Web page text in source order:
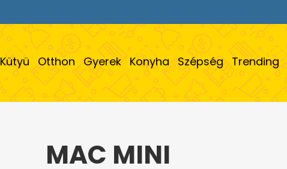
Kütyü Otthon Gyerek Konyha Szépség Trending
MAC MINI